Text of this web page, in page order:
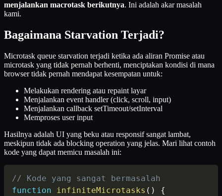
menjalankan macrotask berikutnya. Ini adalah akar masalah
kami.
Bagaimana Starvation Terjadi?
Microtask queue starvation terjadi ketika ada aliran Promise atau
microtask yang tidak pernah berhenti, menciptakan kondisi di mana
browser tidak pernah mendapat kesempatan untuk:
Melakukan rendering atau repaint layar
Menjalankan event handler (click, scroll, input)
Menjalankan callback setTimeout/setInterval
Memproses user input
Hasilnya adalah UI yang beku atau responsif sangat lambat,
meskipun tidak ada blocking operation yang jelas. Mari lihat contoh
kode yang dapat memicu masalah ini:
// Kode yang sangat bermasalah
function
infiniteMicrotasks ( )
{